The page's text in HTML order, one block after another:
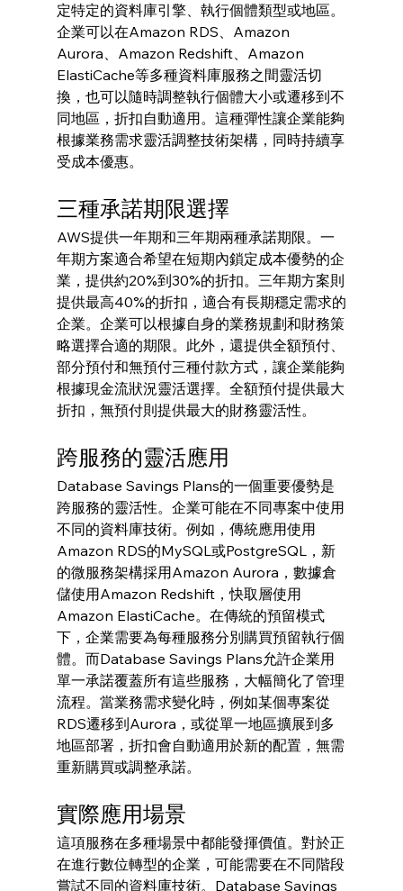
定特定的資料庫引擎、執行個體類型或地區。
企業可以在Amazon RDS、Amazon
Aurora、Amazon Redshift、Amazon
ElastiCache等多種資料庫服務之間靈活切
換，也可以隨時調整執行個體大小或遷移到不
同地區，折扣自動適用。這種彈性讓企業能夠
根據業務需求靈活調整技術架構，同時持續享
受成本優惠。
三種承諾期限選擇
AWS提供一年期和三年期兩種承諾期限。一
年期方案適合希望在短期內鎖定成本優勢的企
業，提供約20%到30%的折扣。三年期方案則
提供最高40%的折扣，適合有長期穩定需求的
企業。企業可以根據自身的業務規劃和財務策
略選擇合適的期限。此外，還提供全額預付、
部分預付和無預付三種付款方式，讓企業能夠
根據現金流狀況靈活選擇。全額預付提供最大
折扣，無預付則提供最大的財務靈活性。
跨服務的靈活應用
Database Savings Plans的一個重要優勢是
跨服務的靈活性。企業可能在不同專案中使用
不同的資料庫技術。例如，傳統應用使用
Amazon RDS的MySQL或PostgreSQL，新
的微服務架構採用Amazon Aurora，數據倉
儲使用Amazon Redshift，快取層使用
Amazon ElastiCache。在傳統的預留模式
下，企業需要為每種服務分別購買預留執行個
體。而Database Savings Plans允許企業用
單一承諾覆蓋所有這些服務，大幅簡化了管理
流程。當業務需求變化時，例如某個專案從
RDS遷移到Aurora，或從單一地區擴展到多
地區部署，折扣會自動適用於新的配置，無需
重新購買或調整承諾。
實際應用場景
這項服務在多種場景中都能發揮價值。對於正
在進行數位轉型的企業，可能需要在不同階段
嘗試不同的資料庫技術。Database Savings